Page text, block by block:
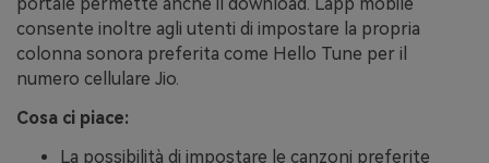
consente inoltre agli utenti di impostare la propria
colonna sonora preferita come Hello Tune per il
numero cellulare Jio.
Cosa ci piace:
La possibilità di impostare le canzoni preferite